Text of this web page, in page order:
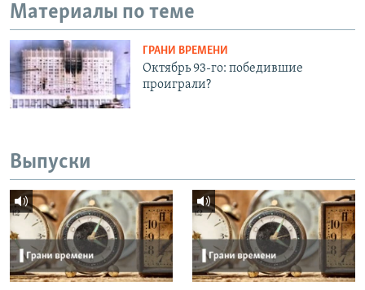
Материалы по теме
ГРАНИ ВРЕМЕНИ
Октябрь 93-го: победившие
проиграли?
Выпуски